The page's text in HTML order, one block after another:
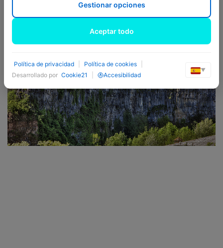
Previous
Gestionar opciones
Aceptar todo
Política de privacidad Política de cookies
Desarrollado por Cookie21 Accesibilidad
▼